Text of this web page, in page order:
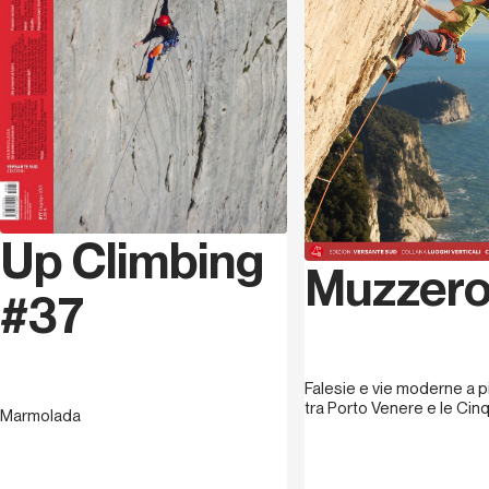
nuove, decine di prime invernali e solitarie, per gran
parte di difficoltà estrema. Guida alpina, appassionato
viaggiatore, vanta un’attività di oltre 80 spedizioni in
tutto il mondo: ha scalato in altissima quota sul Broad
Peak, Gasherbrum II, Cho Oyu, Manaslu e Nanga Parbat,
ma ha anche ricercato e salito molte altre montagne
difficili in roccia e ghiaccio, dalle vette della Patagonia
(Cerro Torre, Fitz Roy, Cerro Pier Giorgio) alle pareti di
tutto il mondo, dal Karakorum alla cordigliera Andina,
dall’America all’Africa, all’Asia (Monte Kenia, Aconcagua,
Muztagh Ata, Golden Peak, Torri di Trango, Torre di Uli
Biaho, Torre dell’Ogre, Kedarnath Peak, Baruntse II, Ama
Dablam, Mount Cook, Ararat, Damavand, Huascaran,
due guide di
alpinismo
Up Climbing
#37
Marmolada
Falesie e vie moderne a
tra Porto Venere e le